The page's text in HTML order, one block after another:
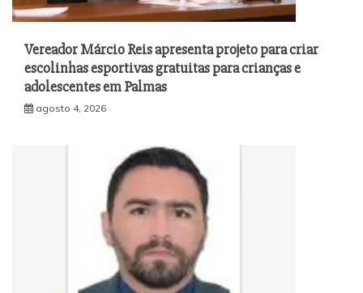
Vereador Márcio Reis apresenta projeto para criar
escolinhas esportivas gratuitas para crianças e
adolescentes em Palmas
agosto 4, 2026